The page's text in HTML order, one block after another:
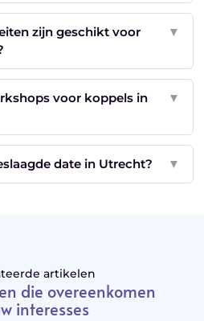
zijn geschikt voor
▼
voor koppels in
▼
date in Utrecht? ▼
artikelen
die overeenkomen
interesses